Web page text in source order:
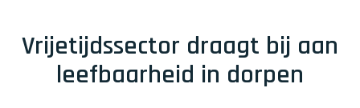
Vrijetijdssector draagt bij aan
leefbaarheid in dorpen